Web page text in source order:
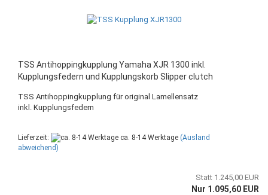
TSS Antihoppingkupplung Yamaha XJR 1300 inkl.
Kupplungsfedern und Kupplungskorb Slipper clutch
TSS Antihoppingkupplung für original Lamellensatz
inkl. Kupplungsfedern
Lieferzeit: ca. 8-14 Werktage (Ausland
abweichend)
Statt 1.245,00 EUR
Nur 1.095,60 EUR